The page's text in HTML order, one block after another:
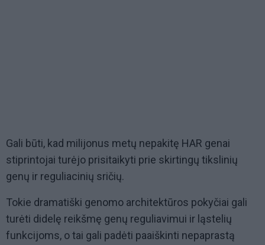
Gali būti, kad milijonus metų nepakitę HAR genai
stiprintojai turėjo prisitaikyti prie skirtingų tikslinių
genų ir reguliacinių sričių.
Tokie dramatiški genomo architektūros pokyčiai gali
turėti didelę reikšmę genų reguliavimui ir ląstelių
funkcijoms, o tai gali padėti paaiškinti nepaprastą